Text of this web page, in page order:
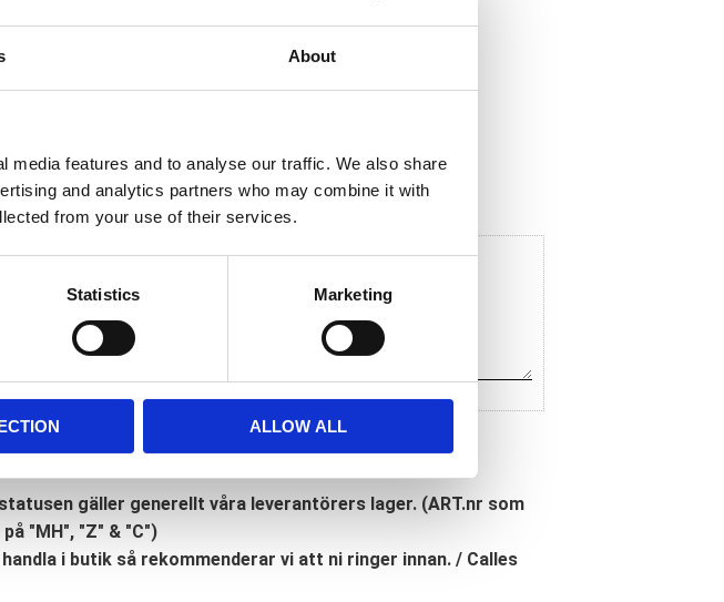
About
features and to analyse our traffic. We also share
and analytics partners who may combine it with
from your use of their services.
Statistics Marketing
ALLOW ALL
Dela med dig
c
b
o
gäller generellt våra leverantörers lager. (ART.nr som
"MH", "Z" & "C")
handla i butik så rekommenderar vi att ni ringer innan. / Calles